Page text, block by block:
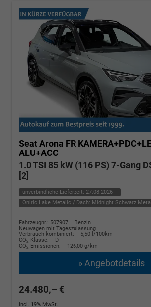
Seat Arona FR
ALU+ACC
1.0 TSI 85 kW (116 PS) 7-Gang
[2]
unverbindliche Lieferzeit: 27.08.2026
Oniric Lake Metalic / Dach: Midnight Schwarz
Fahrzeugnr.: 507907
Benzin
Neuwagen mit Tageszulassung
Verbrauch kombiniert:
5,50 l/100km
CO2-Klasse:
D
CO2-Emissionen: 126,00 g/km
» Angebotdetails
24.480,– €
incl. 19% MwSt.